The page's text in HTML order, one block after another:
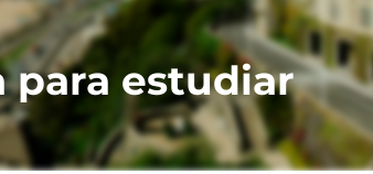
para estudiar